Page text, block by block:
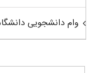
وام دانشجویی